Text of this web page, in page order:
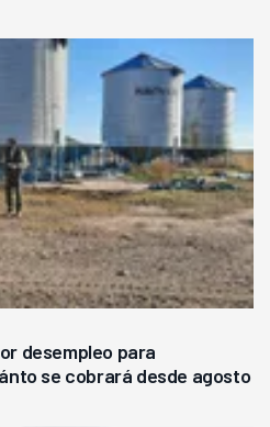
desempleo para
se cobrará desde agosto